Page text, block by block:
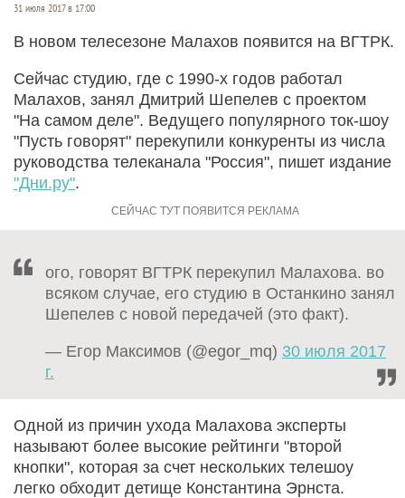
31 июля 2017 в 17:00
В новом телесезоне Малахов появится на ВГТРК.
Сейчас студию, где с 1990-х годов работал
Малахов, занял Дмитрий Шепелев с проектом
"На самом деле". Ведущего популярного ток-шоу
"Пусть говорят" перекупили конкуренты из числа
руководства телеканала "Россия", пишет издание
"Дни.ру".
ого, говорят ВГТРК перекупил Малахова. во
всяком случае, его студию в Останкино занял
Шепелев с новой передачей (это факт).
— Егор Максимов (@egor_mq) 30 июля 2017
г.
Одной из причин ухода Малахова эксперты
называют более высокие рейтинги "второй
кнопки", которая за счет нескольких телешоу
легко обходит детище Константина Эрнста.